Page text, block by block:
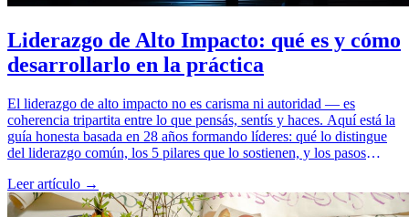
Liderazgo de Alto Impacto: qué es y cómo
desarrollarlo en la práctica
El liderazgo de alto impacto no es carisma ni autoridad — es
coherencia tripartita entre lo que pensás, sentís y haces. Aquí está la
guía honesta basada en 28 años formando líderes: qué lo distingue
del liderazgo común, los 5 pilares que lo sostienen, y los pasos
Leer artículo →